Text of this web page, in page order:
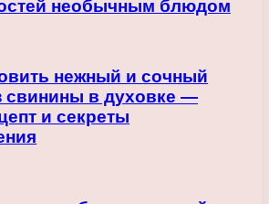
необычным блюдом
нежный и сочный
в духовке —
и секреты